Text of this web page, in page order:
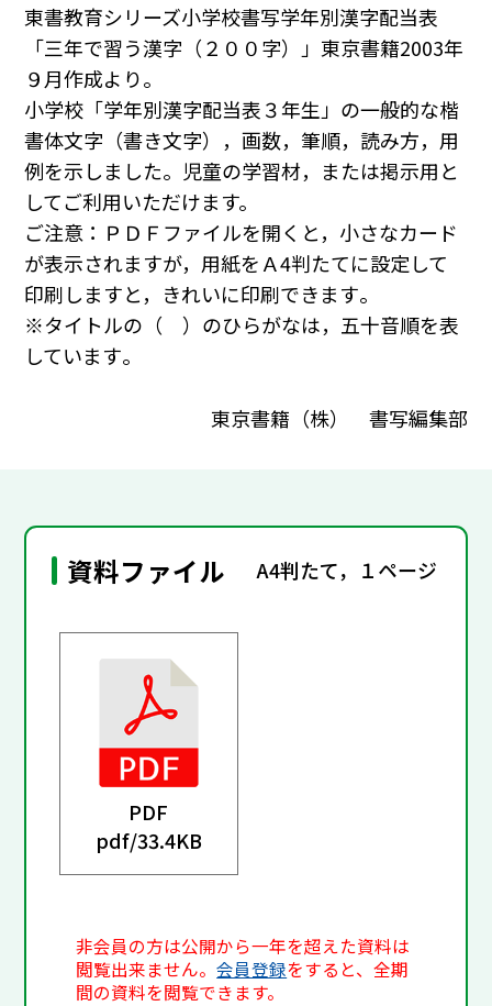
東書教育シリーズ小学校書写学年別漢字配当表
「三年で習う漢字（２００字）」東京書籍2003年
９月作成より。
小学校「学年別漢字配当表３年生」の一般的な楷
書体文字（書き文字），画数，筆順，読み方，用
例を示しました。児童の学習材，または掲示用と
してご利用いただけます。
ご注意：ＰＤＦファイルを開くと，小さなカード
が表示されますが，用紙をＡ4判たてに設定して
印刷しますと，きれいに印刷できます｡
※タイトルの（ ）のひらがなは，五十音順を表
しています｡
東京書籍（株） 書写編集部
資料ファイル A4判たて，１ページ
PDF
pdf/33.4KB
非会員の方は公開から一年を超えた資料は
閲覧出来ません。会員登録をすると、全期
間の資料を閲覧できます。